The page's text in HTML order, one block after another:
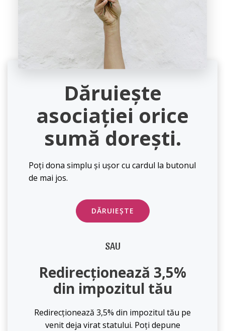
Dăruiește
asociației orice
sumă dorești.
Poți dona simplu și ușor cu cardul la butonul
de mai jos.
DĂRUIEȘTE
SAU
Redirecționează 3,5%
din impozitul tău
Redirecționează 3,5% din impozitul tău pe
venit deja virat statului. Poți depune